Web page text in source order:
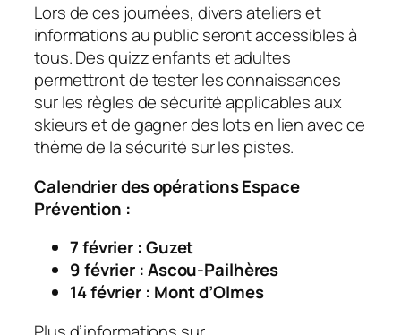
Lors de ces journées, divers ateliers et
informations au public seront accessibles à
tous. Des quizz enfants et adultes
permettront de tester les connaissances
sur les règles de sécurité applicables aux
skieurs et de gagner des lots en lien avec ce
thème de la sécurité sur les pistes.
Calendrier des opérations Espace
Prévention :
7 février : Guzet
9 février : Ascou-Pailhères
14 février : Mont d’Olmes